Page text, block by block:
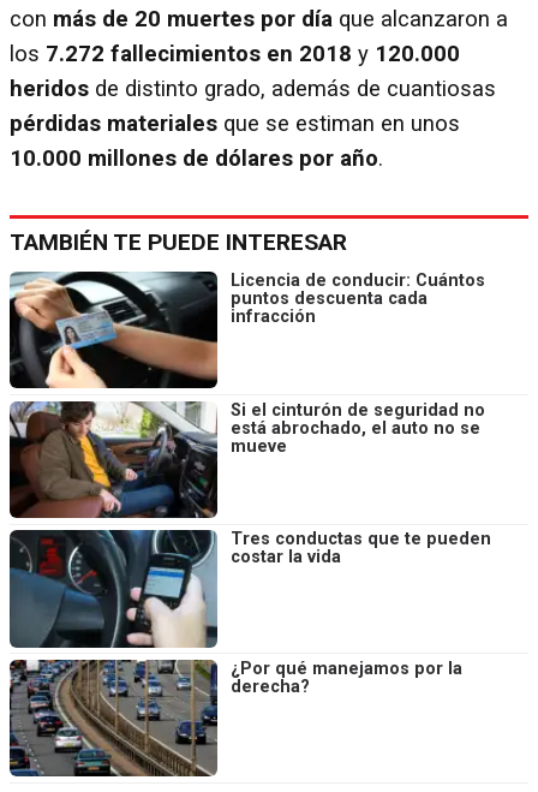
con más de 20 muertes por día que alcanzaron a
los 7.272 fallecimientos en 2018 y 120.000
heridos de distinto grado, además de cuantiosas
pérdidas materiales que se estiman en unos
10.000 millones de dólares por año.
TAMBIÉN TE PUEDE INTERESAR
Licencia de conducir: Cuántos
puntos descuenta cada
infracción
Si el cinturón de seguridad no
está abrochado, el auto no se
mueve
Tres conductas que te pueden
costar la vida
¿Por qué manejamos por la
derecha?